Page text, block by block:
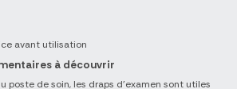
avant utilisation
à découvrir
poste de soin, les draps d'examen sont utiles